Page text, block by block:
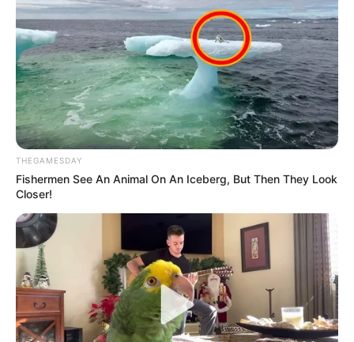
THEGAMESDAY
Fishermen See An Animal On An Iceberg, But Then They Look
Closer!